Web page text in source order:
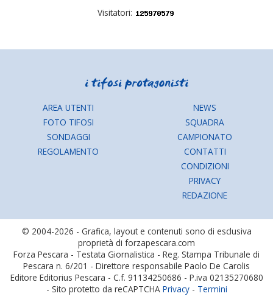
Visitatori:
AREA UTENTI
FOTO TIFOSI
SONDAGGI
REGOLAMENTO
NEWS
SQUADRA
CAMPIONATO
CONTATTI
CONDIZIONI
PRIVACY
REDAZIONE
© 2004-2026 - Grafica, layout e contenuti sono di esclusiva
proprietà di forzapescara.com
Forza Pescara - Testata Giornalistica - Reg. Stampa Tribunale di
Pescara n. 6/201 - Direttore responsabile Paolo De Carolis
Editore Editorius Pescara - C.f. 91134250686 - P.iva 02135270680
- Sito protetto da reCAPTCHA Privacy- Termini